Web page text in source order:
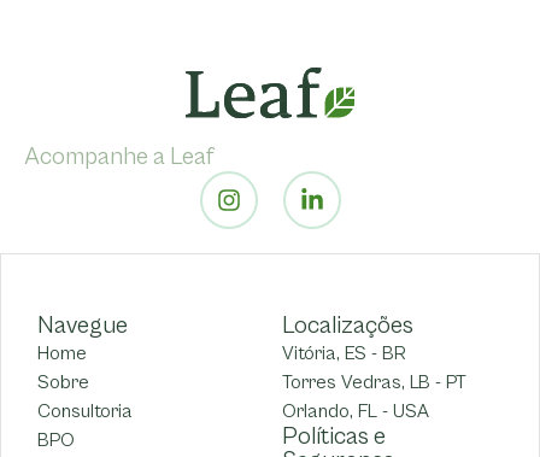
Acompanhe a Leaf
Navegue
Home
Sobre
Consultoria
BPO
Localizações
Vitória, ES - BR
Torres Vedras, LB - PT
Orlando, FL - USA
Políticas e